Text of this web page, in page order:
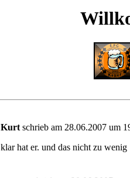
Kurtschrieb am 28.06.2007 um
klar hat er. und das nicht zu wenig